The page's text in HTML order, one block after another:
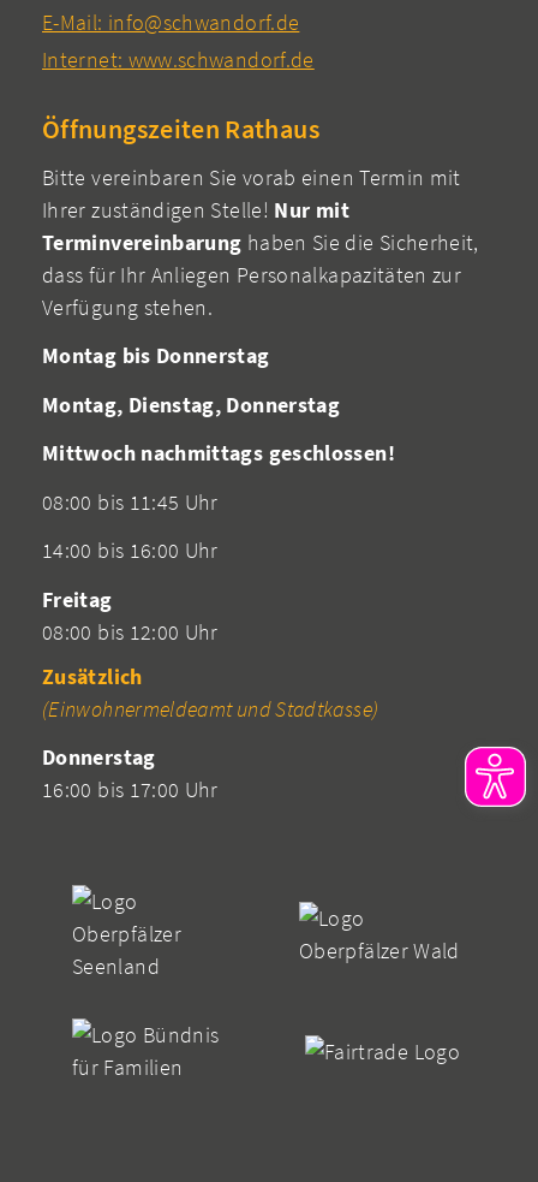
E-Mail: info@schwandorf.de
Internet: www.schwandorf.de
Öffnungszeiten Rathaus
Bitte vereinbaren Sie vorab einen Termin mit
Ihrer zuständigen Stelle! Nur mit
Terminvereinbarung haben Sie die Sicherheit,
dass für Ihr Anliegen Personalkapazitäten zur
Verfügung stehen.
Montag bis Donnerstag
Montag, Dienstag, Donnerstag
Mittwoch nachmittags geschlossen!
08:00 bis 11:45 Uhr
14:00 bis 16:00 Uhr
Freitag
08:00 bis 12:00 Uhr
Zusätzlich
(Einwohnermeldeamt und Stadtkasse)
Donnerstag
16:00 bis 17:00 Uhr